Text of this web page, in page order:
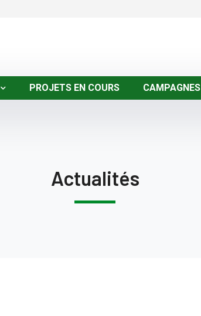
PROJETS EN COURS CAMPAGNES
Actualités